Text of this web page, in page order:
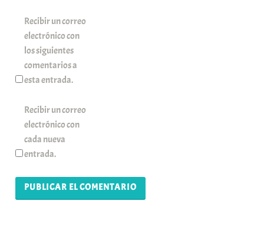
Recibir un correo
electrónico con
los siguientes
comentarios a
esta entrada.
Recibir un correo
electrónico con
cada nueva
entrada.